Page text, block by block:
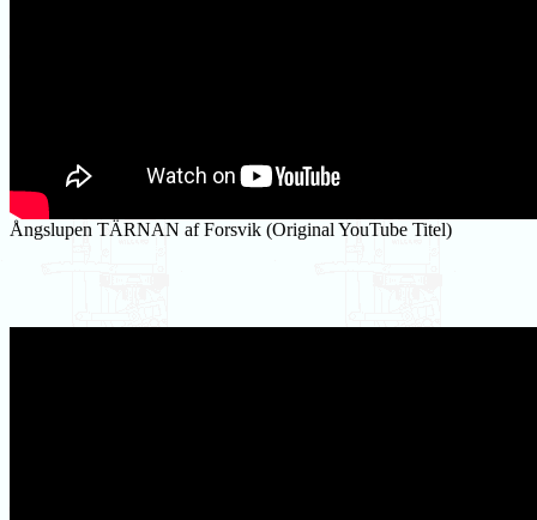
Ångslupen TÄRNAN af Forsvik (Original YouTube Titel)